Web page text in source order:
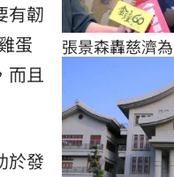
有韌
蛋
而且
於發
張景森轟慈濟